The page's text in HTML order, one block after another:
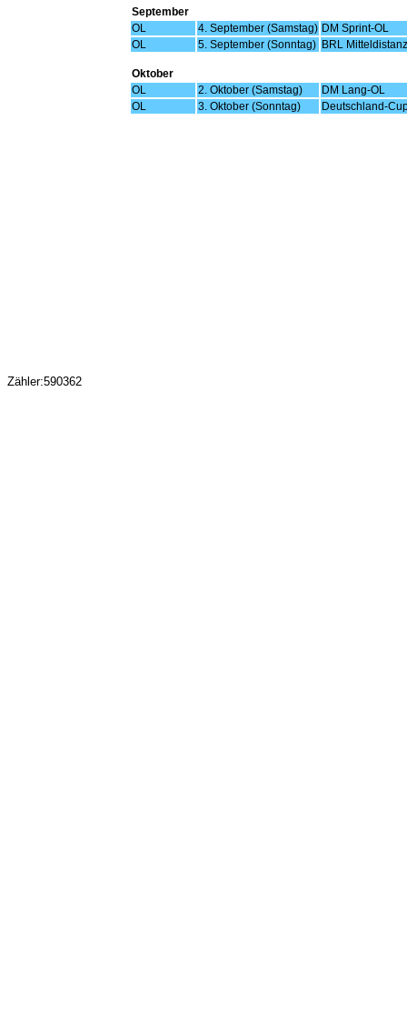
September
OL
4. September (Samstag) DM Sprint-OL
OL
5. September (Sonntag) BRL Mitteldistanz
Oktober
OL
2. Oktober (Samstag)
DM Lang-OL
OL
3. Oktober (Sonntag) Deutschland-
Zähler:590362